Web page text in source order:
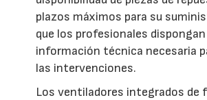
plazos máximos para su
que los profesionales dispongan
información técnica necesaria
las intervenciones.
Los ventiladores integrados de